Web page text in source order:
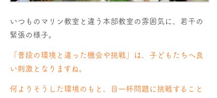
いつものマリン教室と違う本部教室の雰囲気に、若干の
緊張の様子。
「普段の環境と違った機会や挑戦」は、子どもたちへ良
い刺激となりますね。
何よりそうした環境のもと、目一杯問題に挑戦すること